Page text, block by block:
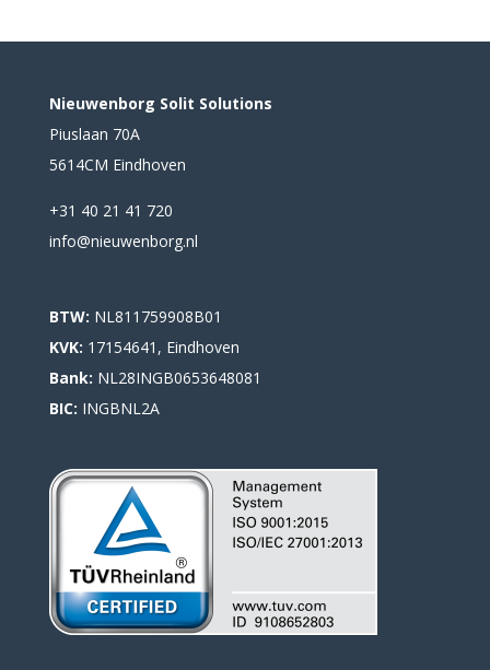
Nieuwenborg Solit Solutions
Piuslaan 70A
5614CM Eindhoven
+31 40 21 41 720
info@nieuwenborg.nl
BTW: NL811759908B01
KVK: 17154641, Eindhoven
Bank: NL28INGB0653648081
BIC: INGBNL2A